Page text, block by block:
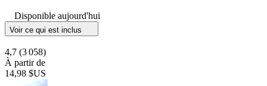
Disponible aujourd'hui
Voir ce qui est inclus
4,7 (3 058)
À partir de
14,98 $US